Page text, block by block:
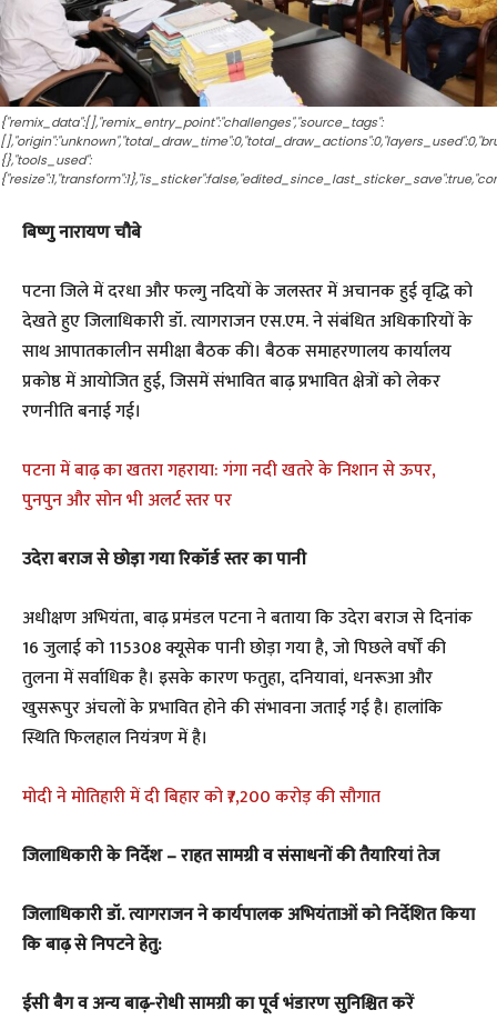
{"remix_data":[],"remix_entry_point":"challenges","source_tags":
{},"tools_used":
बिष्णु नारायण चौबे
पटना जिले में दरधा और फल्गु नदियों के जलस्तर में अचानक हुई वृद्धि को
देखते हुए जिलाधिकारी डॉ. त्यागराजन एस.एम. ने संबंधित अधिकारियों के
साथ आपातकालीन समीक्षा बैठक की। बैठक समाहरणालय कार्यालय
प्रकोष्ठ में आयोजित हुई, जिसमें संभावित बाढ़ प्रभावित क्षेत्रों को लेकर
रणनीति बनाई गई।
पटना में बाढ़ का खतरा गहराया: गंगा नदी खतरे के निशान से ऊपर,
पुनपुन और सोन भी अलर्ट स्तर पर
उदेरा बराज से छोड़ा गया रिकॉर्ड स्तर का पानी
अधीक्षण अभियंता, बाढ़ प्रमंडल पटना ने बताया कि उदेरा बराज से दिनांक
16 जुलाई को 115308 क्यूसेक पानी छोड़ा गया है, जो पिछले वर्षों की
तुलना में सर्वाधिक है। इसके कारण फतुहा, दनियावां, धनरूआ और
खुसरूपुर अंचलों के प्रभावित होने की संभावना जताई गई है। हालांकि
स्थिति फिलहाल नियंत्रण में है।
मोदी ने मोतिहारी में दी बिहार को ₹7,200 करोड़ की सौगात
जिलाधिकारी के निर्देश – राहत सामग्री व संसाधनों की तैयारियां तेज
जिलाधिकारी डॉ. त्यागराजन ने कार्यपालक अभियंताओं को निर्देशित किया
कि बाढ़ से निपटने हेतु:
ईसी बैग व अन्य बाढ़-रोधी सामग्री का पूर्व भंडारण सुनिश्चित करें